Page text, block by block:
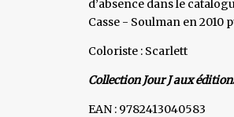
d’absence dans le
Casse - Soulman en 2010
Coloriste : Scarlett
Collection Jour J aux
EAN : 9782413040583